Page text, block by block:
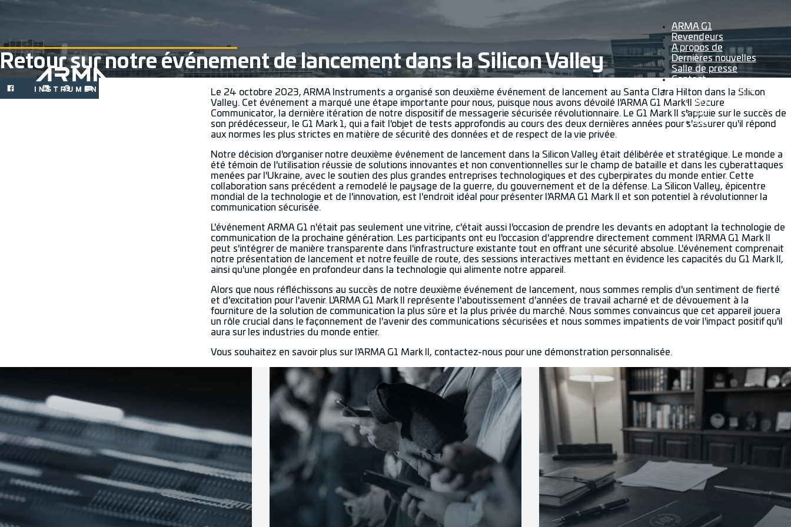
ARMA G1
Revendeurs
A propos de
Dernières nouvelles
Salle de presse
Contact
FR
EN
DE
UA
Retour sur notre événement de lancement dans la Silicon Valley
Le 24 octobre 2023, ARMA Instruments a organisé son deuxième événement de lancement au Santa Clara Hilton dans la Silicon
Valley. Cet événement a marqué une étape importante pour nous, puisque nous avons dévoilé l'ARMA G1 Mark II Secure
Communicator, la dernière itération de notre dispositif de messagerie sécurisée révolutionnaire. Le G1 Mark II s'appuie sur le succès de
son prédécesseur, le G1 Mark 1, qui a fait l'objet de tests approfondis au cours des deux dernières années pour s'assurer qu'il répond
aux normes les plus strictes en matière de sécurité des données et de respect de la vie privée.
Notre décision d'organiser notre deuxième événement de lancement dans la Silicon Valley était délibérée et stratégique. Le monde a
été témoin de l'utilisation réussie de solutions innovantes et non conventionnelles sur le champ de bataille et dans les cyberattaques
menées par l'Ukraine, avec le soutien des plus grandes entreprises technologiques et des cyberpirates du monde entier. Cette
collaboration sans précédent a remodelé le paysage de la guerre, du gouvernement et de la défense. La Silicon Valley, épicentre
mondial de la technologie et de l'innovation, est l'endroit idéal pour présenter l'ARMA G1 Mark II et son potentiel à révolutionner la
communication sécurisée.
L'événement ARMA G1 n'était pas seulement une vitrine, c'était aussi l'occasion de prendre les devants en adoptant la technologie de
communication de la prochaine génération. Les participants ont eu l'occasion d'apprendre directement comment l'ARMA G1 Mark II
peut s'intégrer de manière transparente dans l'infrastructure existante tout en offrant une sécurité absolue. L'événement comprenait
notre présentation de lancement et notre feuille de route, des sessions interactives mettant en évidence les capacités du G1 Mark II,
ainsi qu'une plongée en profondeur dans la technologie qui alimente notre appareil.
Alors que nous réfléchissons au succès de notre deuxième événement de lancement, nous sommes remplis d'un sentiment de fierté
et d'excitation pour l'avenir. L'ARMA G1 Mark II représente l'aboutissement d'années de travail acharné et de dévouement à la
fourniture de la solution de communication la plus sûre et la plus privée du marché. Nous sommes convaincus que cet appareil jouera
un rôle crucial dans le façonnement de l'avenir des communications sécurisées et nous sommes impatients de voir l'impact positif qu'il
aura sur les industries du monde entier.
Vous souhaitez en savoir plus sur l'ARMA G1 Mark II, contactez-nous pour une démonstration personnalisée.